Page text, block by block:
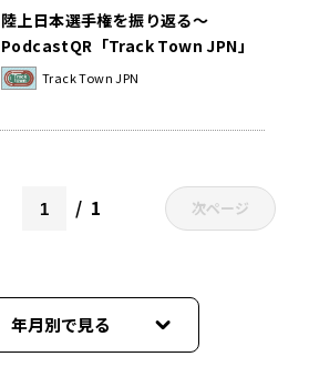
陸上日本選手権を振り返る～
PodcastQR「Track Town JPN」
Track Town JPN
1 次ページ
年月別で見る